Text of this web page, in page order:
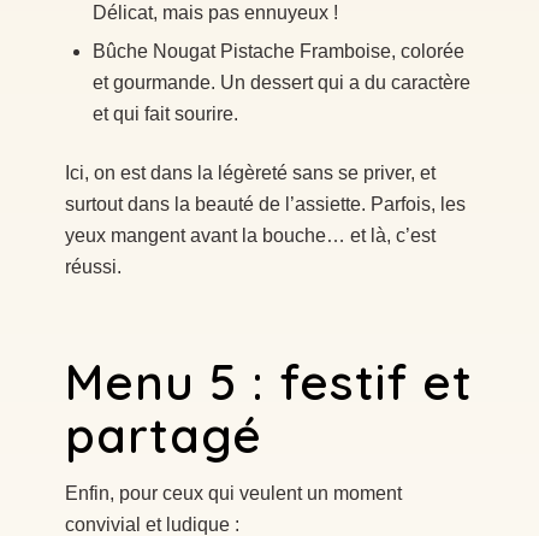
Délicat, mais pas ennuyeux !
Bûche Nougat Pistache Framboise, colorée
et gourmande. Un dessert qui a du caractère
et qui fait sourire.
Ici, on est dans la légèreté sans se priver, et
surtout dans la beauté de l’assiette. Parfois, les
yeux mangent avant la bouche… et là, c’est
réussi.
Menu 5 : festif et
partagé
Enfin, pour ceux qui veulent un moment
convivial et ludique :